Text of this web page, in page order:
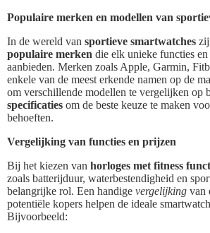
Populaire merken en modellen van
In de wereld van sportieve smartwatches
populaire merken die elk unieke functies
aanbieden. Merken zoals Apple, Garmin,
enkele van de meest erkende namen op de
om verschillende modellen te vergelijken op
specificaties om de beste keuze te maken
behoeften.
Vergelijking van functies en prijzen
Bij het kiezen van horloges met fitness
zoals batterijduur, waterbestendigheid en
belangrijke rol. Een handige vergelijking van
potentiële kopers helpen de ideale
Bijvoorbeeld: